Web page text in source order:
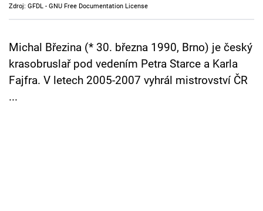
Cool Esport
Pořady
TV Program
Zdroj: GFDL - GNU Free Documentation License
Michal Březina (* 30. března 1990, Brno) je český
krasobruslař pod vedením Petra Starce a Karla
Fajfra. V letech 2005-2007 vyhrál mistrovství ČR
...